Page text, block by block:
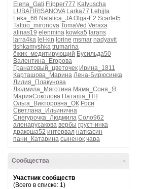
Elena_Gati Flipper777 Katyuscha
LUBAFIRISANOVA Larka77 Lehjjla
Leka_66 Natalica_JA Olga-E2 Scarlet5
Tattoo_mironova TomaVed Veraxa
alinas19 elenmina kowka5 larans
larra4ka lel-kin lorine msmar nadyavit
tishkamyshka trumarina
ёжик_медитирующий Бусильда50
Валентина_Егорова
Гранатовый_цветочек Ирина_1811
Карташова_Марина Лена-Бирюсинка
Лилия_Плакунова
Людмила_Мяготина Мама_Соня_Я
МарияСоколова Наташа_НН
Ольга_Викторовна_ОК Роси
Светлана_Ильинична
Снегурочка_Людмила Соло962
аленарусакова вербы груст-инка
дракоша52 интервал наткасин
пани_Катарина сыненок чара
-
Сообщества
Участник сообществ
(Всего в списке: 1)